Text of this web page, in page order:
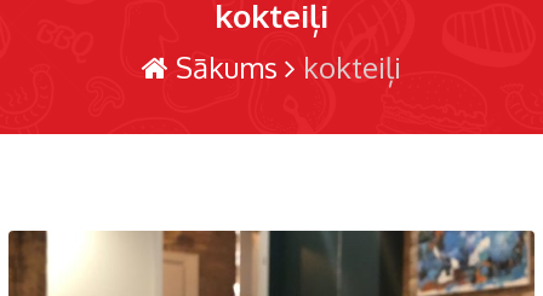
kokteiļi
Sākums kokteiļi